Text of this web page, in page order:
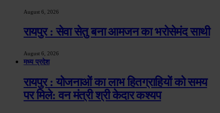
August 6, 2026
रायपुर : सेवा सेतु बना आमजन का भरोसेमंद साथी
August 6, 2026
मध्य प्रदेश
रायपुर : योजनाओं का लाभ हितग्राहियों को समय
पर मिले: वन मंत्री श्री केदार कश्यप